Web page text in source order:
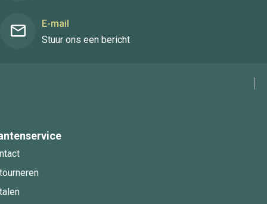
E-mail
Stuur ons een bericht